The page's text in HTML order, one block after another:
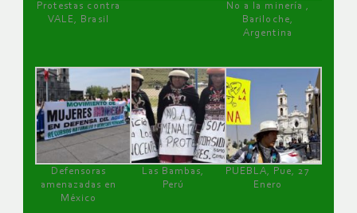
Protestas contra
VALE, Brasil
No a la minería ,
Bariloche,
Argentina
Defensoras
amenazadas en
México
Las Bambas,
Perú
PUEBLA, Pue, 27
Enero